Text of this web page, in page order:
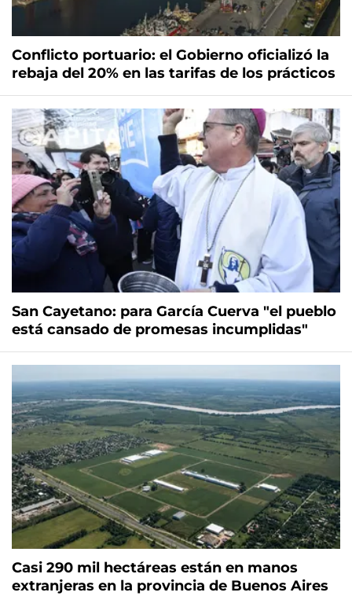
Conflicto portuario: el Gobierno oficializó la
rebaja del 20% en las tarifas de los prácticos
San Cayetano: para García Cuerva "el pueblo
está cansado de promesas incumplidas"
Casi 290 mil hectáreas están en manos
extranjeras en la provincia de Buenos Aires